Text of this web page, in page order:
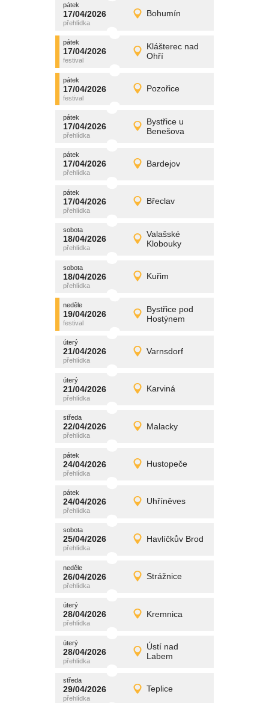
pátek
17/04/2026 Bohumín
pátek
17/04/2026 Detail
promítání
pátek
17/04/2026
Klášterec nad
Ohří
pátek
17/04/2026 Detail
promítání
pátek
17/04/2026 Pozořice
pátek
17/04/2026 Detail
promítání
pátek
17/04/2026
Bystřice u
Benešova
pátek
17/04/2026 Detail
promítání
pátek
17/04/2026 Bardejov
pátek
17/04/2026 Detail
promítání
pátek
17/04/2026 Břeclav
pátek
17/04/2026 Detail
promítání
sobota
18/04/2026
Valašské
Klobouky
sobota
18/04/2026 Detail
promítání
sobota
18/04/2026 Kuřim
sobota
18/04/2026 Detail
promítání
neděle
19/04/2026
Bystřice pod
Hostýnem
neděle
19/04/2026 Detail
promítání
úterý
21/04/2026 Varnsdorf
úterý
21/04/2026 Detail
promítání
úterý
21/04/2026 Karviná
úterý
21/04/2026 Detail
promítání
středa
22/04/2026 Malacky
středa
22/04/2026 Detail
promítání
pátek
24/04/2026 Hustopeče
pátek
24/04/2026 Detail
promítání
pátek
24/04/2026 Uhříněves
pátek
24/04/2026 Detail
promítání
sobota
25/04/2026 Havlíčkův Brod
sobota
25/04/2026 Detail
promítání
neděle
26/04/2026 Strážnice
neděle
26/04/2026 Detail
promítání
úterý
28/04/2026 Kremnica
úterý
28/04/2026 Detail
promítání
úterý
28/04/2026
Ústí nad
Labem
úterý
28/04/2026 Detail
promítání
středa
29/04/2026 Teplice
středa
29/04/2026 Detail
promítání